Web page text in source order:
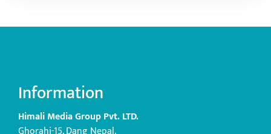
Information
Himali Media Group Pvt. LTD.